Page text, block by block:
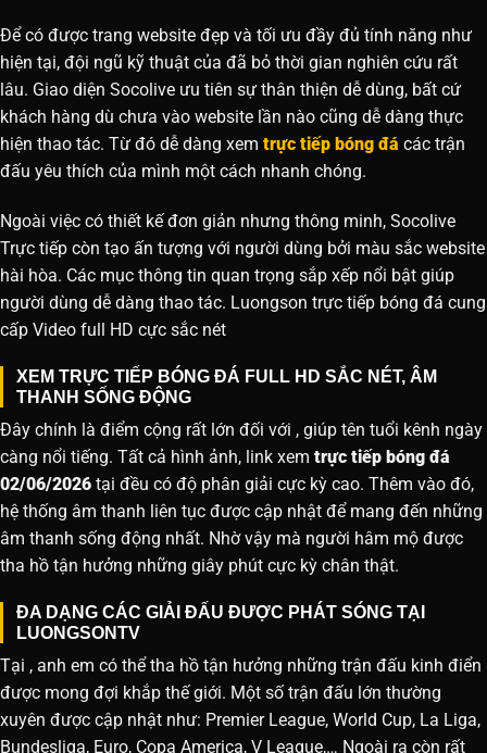
Để có được trang website đẹp và tối ưu đầy đủ tính năng như
hiện tại, đội ngũ kỹ thuật của đã bỏ thời gian nghiên cứu rất
lâu. Giao diện Socolive ưu tiên sự thân thiện dễ dùng, bất cứ
khách hàng dù chưa vào website lần nào cũng dễ dàng thực
hiện thao tác. Từ đó dễ dàng xem trực tiếp bóng đá các trận
đấu yêu thích của mình một cách nhanh chóng.
Ngoài việc có thiết kế đơn giản nhưng thông minh, Socolive
Trực tiếp còn tạo ấn tượng với người dùng bởi màu sắc website
hài hòa. Các mục thông tin quan trọng sắp xếp nổi bật giúp
người dùng dễ dàng thao tác. Luongson trực tiếp bóng đá cung
cấp Video full HD cực sắc nét
XEM TRỰC TIẾP BÓNG ĐÁ FULL HD SẮC NÉT, ÂM
THANH SỐNG ĐỘNG
Đây chính là điểm cộng rất lớn đối với , giúp tên tuổi kênh ngày
càng nổi tiếng. Tất cả hình ảnh, link xem trực tiếp bóng đá
02/06/2026 tại đều có độ phân giải cực kỳ cao. Thêm vào đó,
hệ thống âm thanh liên tục được cập nhật để mang đến những
âm thanh sống động nhất. Nhờ vậy mà người hâm mộ được
tha hồ tận hưởng những giây phút cực kỳ chân thật.
ĐA DẠNG CÁC GIẢI ĐẤU ĐƯỢC PHÁT SÓNG TẠI
LUONGSONTV
Tại , anh em có thể tha hồ tận hưởng những trận đấu kinh điển
được mong đợi khắp thế giới. Một số trận đấu lớn thường
xuyên được cập nhật như: Premier League, World Cup, La Liga,
Bundesliga, Euro, Copa America, V League,… Ngoài ra còn rất